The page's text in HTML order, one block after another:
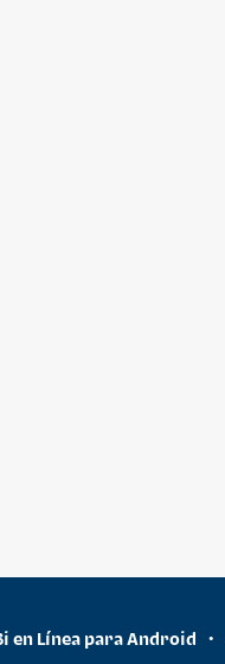
en Línea para Android •